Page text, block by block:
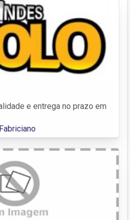
e entrega no prazo em